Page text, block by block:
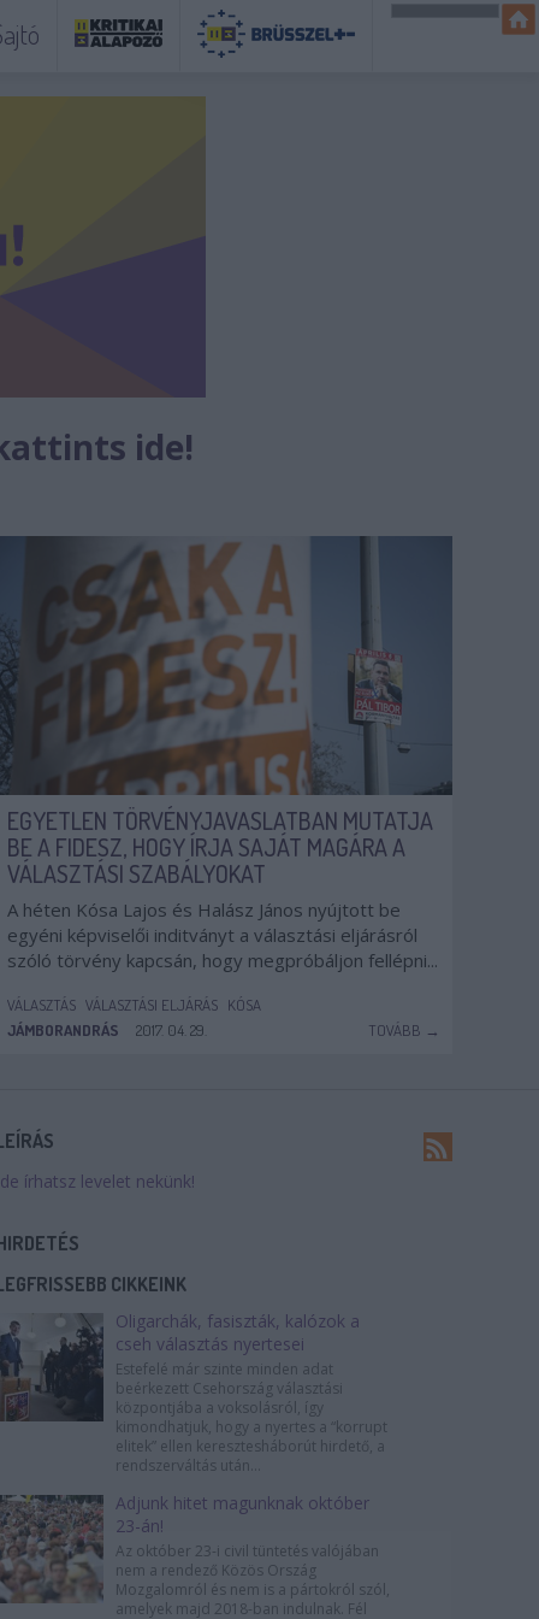
ide!
EGYETLEN TÖRVÉNYJAVASLATBAN MUTATJA
BE A FIDESZ, HOGY ÍRJA SAJÁT MAGÁRA A
VÁLASZTÁSI SZABÁLYOKAT
A héten Kósa Lajos és Halász János nyújtott be
egyéni képviselői inditványt a választási eljárásról
szóló törvény kapcsán, hogy megpróbáljon fellépni...
VÁLASZTÁS VÁLASZTÁSI ELJÁRÁS KÓSA
JÁMBORANDRÁS
2017. 04. 29. TOVÁBB →
írhatsz levelet nekünk!
CIKKEINK
Oligarchák, fasiszták, kalózok a
cseh választás nyertesei
Estefelé már szinte minden adat
beérkezett Csehország választási
központjába a voksolásról, így
kimondhatjuk, hogy a nyertes a “korrupt
elitek” ellen keresztesháborút hirdető, a
rendszerváltás után...
Adjunk hitet magunknak október
23-án!
Az október 23-i civil tüntetés valójában
nem a rendező Közös Ország
Mozgalomról és nem is a pártokról szól,
amelyek majd 2018-ban indulnak. Fél